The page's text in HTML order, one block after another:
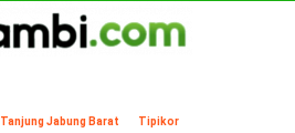
Tanjung Jabung Barat Tipikor